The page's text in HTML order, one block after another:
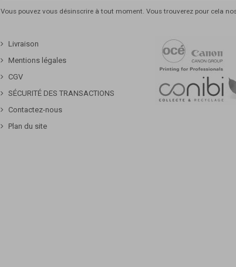
Vous pouvez vous désinscrire à tout moment. Vous trouverez pour cela
Livraison
Mentions légales
CGV
SÉCURITÉ DES TRANSACTIONS
Contactez-nous
Plan du site